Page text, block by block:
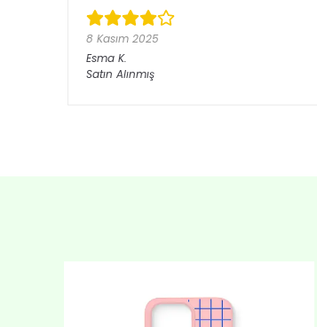
8 Kasım 2025
Esma K.
Satın Alınmış